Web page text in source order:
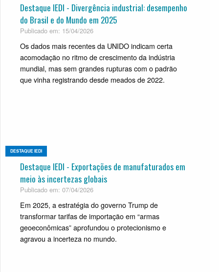
Destaque IEDI - Divergência industrial: desempenho
do Brasil e do Mundo em 2025
Publicado em: 15/04/2026
Os dados mais recentes da UNIDO indicam certa
acomodação no ritmo de crescimento da indústria
mundial, mas sem grandes rupturas com o padrão
que vinha registrando desde meados de 2022.
DESTAQUE IEDI
Destaque IEDI - Exportações de manufaturados em
meio às incertezas globais
Publicado em: 07/04/2026
Em 2025, a estratégia do governo Trump de
transformar tarifas de importação em “armas
geoeconômicas” aprofundou o protecionismo e
agravou a incerteza no mundo.